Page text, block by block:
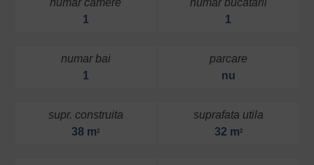
numar camere
1
numar bucatarii
1
numar bai
1
parcare
nu
supr. construita
38 m2
suprafata utila
32 m2